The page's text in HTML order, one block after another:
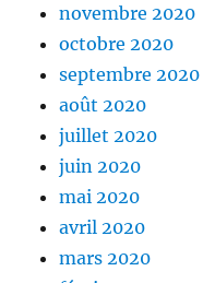
novembre 2020
octobre 2020
septembre 2020
août 2020
juillet 2020
juin 2020
mai 2020
avril 2020
mars 2020